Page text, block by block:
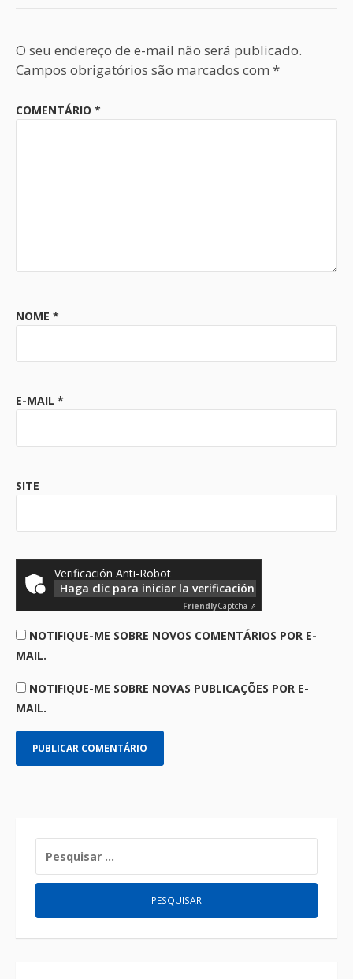
O seu endereço de e-mail não será publicado.
Campos obrigatórios são marcados com *
COMENTÁRIO *
NOME *
E-MAIL *
SITE
Verificación Anti-Robot
Haga clic para iniciar la verificación
FriendlyCaptcha ⇗
NOTIFIQUE-ME SOBRE NOVOS COMENTÁRIOS POR E-
MAIL.
NOTIFIQUE-ME SOBRE NOVAS PUBLICAÇÕES POR E-
MAIL.